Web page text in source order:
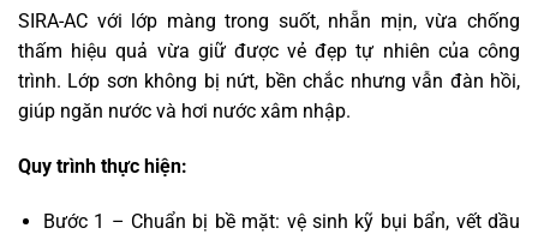
SIRA-AC với lớp màng trong suốt, nhẵn mịn, vừa chống
thấm hiệu quả vừa giữ được vẻ đẹp tự nhiên của công
trình. Lớp sơn không bị nứt, bền chắc nhưng vẫn đàn hồi,
giúp ngăn nước và hơi nước xâm nhập.
Quy trình thực hiện:
Bước 1 – Chuẩn bị bề mặt: vệ sinh kỹ bụi bẩn, vết dầu